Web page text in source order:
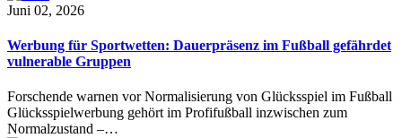
Juni 02, 2026
Werbung für Sportwetten: Dauerpräsenz im Fußball gefährdet
vulnerable Gruppen
Forschende warnen vor Normalisierung von Glücksspiel im Fußball
Glücksspielwerbung gehört im Profifußball inzwischen zum
Normalzustand –…